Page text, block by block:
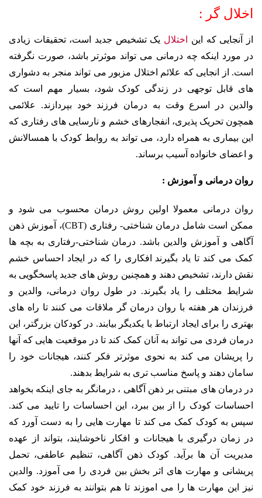
اخلال گر :
از آنجایی که این اختلال یک تشخیص جدید است، تحقیقات زیادی
در مورد اینکه چه درمانی می تواند موثرتر باشد، صورت نگرفته
است. از انجایی که علائم اختلال مزبور می تواند منجر به دشواری
های قابل توجهی در زندگی کودک شود، بسیار مهم است که
والدین در اسرع وقت به درمان فرزند خود بپردازند. علائمی
همچون تحریک پذیری، انفجارهای خشم و نارسایی های رفتاری که
این بیماری به همراه دارد، می تواند به روابط کودک با همسالانش
و اعضای خانواده آسیب برساند.
روان درمانی و آموزش :
روان درمانی معمولا اولین روش درمان محسوب می شود و
ممکن است شامل درمان شناختی- رفتاری (CBT)، آموزش ذهن
آگاهی و آموزش والدین باشد. درمان شناختی-رفتاری به بچه ها
کمک می کند تا یاد بگیرند افکاری را که در ایجاد احساس خشم
نقش دارند، تشخیص دهند و همچنین روش های جدید پاسخگویی به
شرایط مختلف را یاد بگیرند. در طول روان درمانی، والدین و
فرزندان هر هفته با روان درمان گر ملاقات می کنند تا راه های
بهتری را برای ایجاد ارتباط با یکدیگر بیابند. در کودکان بزرگتر، این
درمان فردی می تواند به آنان کمک کند تا در موقعیت هایی که آنها
را پریشان می کند به نحوی موثرتر فکر کنند، هیجانات خود را
سامان دهند و پاسخ مناسب تری به شرایط بدهند.
در درمان های مبتنی بر ذهن آگاهی ، درمانگر به جای اینکه بخواهد
احساسات کودک را از بین ببرد، این احساسات را تایید می کند.
سپس به کودک کمک می کند تا مهارت هایی را به دست آورد که
در زمان درگیری با هیجانات و افکار ناخوشایند، بتواند از عهده
مدیریت آن ها برآید. کودک ذهن آگاهی، تنظیم عاطفی، تحمل
پریشانی و مهارت های اثر بخش بین فردی را می آموزد. والدین
نیز این مهارت ها را می اموزند تا هم بتوانند به فرزند خود کمک